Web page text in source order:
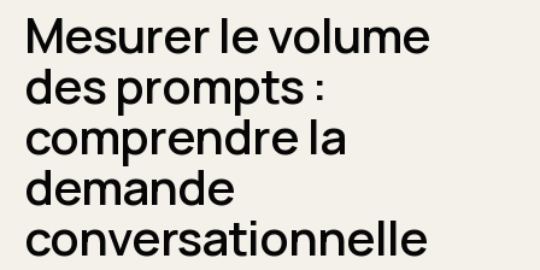
Mesurer le volume
des prompts :
comprendre la
demande
conversationnelle